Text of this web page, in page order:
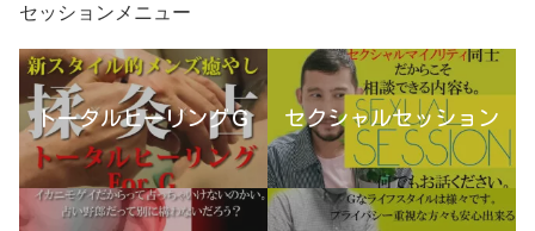
セッションメニュー
トータルヒーリングＧ セクシャルセッション